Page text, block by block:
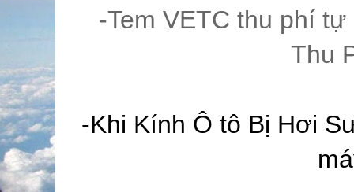
-Tem VETC thu phí
Thu
-Khi Kính Ô tô Bị Hơi